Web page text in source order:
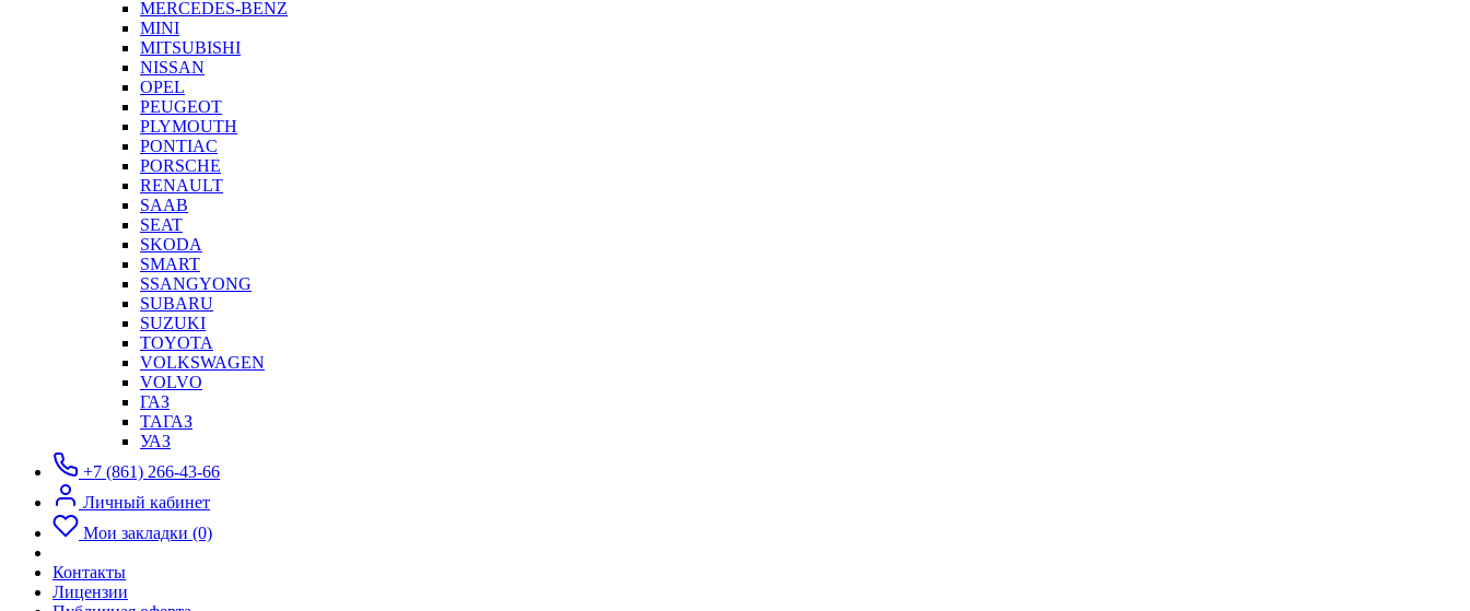
MERCEDES-BENZ
MINI
MITSUBISHI
NISSAN
OPEL
PEUGEOT
PLYMOUTH
PONTIAC
PORSCHE
RENAULT
SAAB
SEAT
SKODA
SMART
SSANGYONG
SUBARU
SUZUKI
TOYOTA
VOLKSWAGEN
VOLVO
ГАЗ
ТАГАЗ
УАЗ
+7 (861) 266-43-66
Личный кабинет
Мои закладки (0)
Контакты
Лицензии